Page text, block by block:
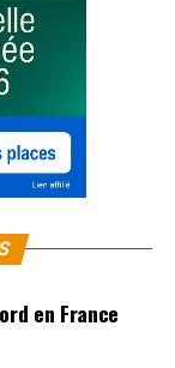
avec
On devait
à la fin.
a fallu que je
ou trois fois
de
recherche du
quotidien avec
musicalement
le retour des
en France